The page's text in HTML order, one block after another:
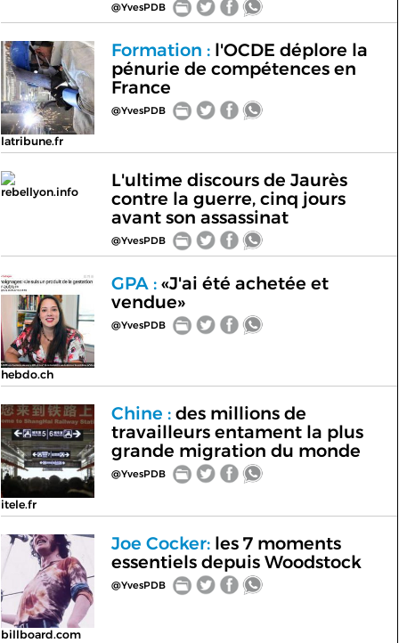
@YvesPDB
latribune.fr
Formation :l'OCDE déplore la
pénurie de compétences en
France
@YvesPDB
rebellyon.info
L'ultime discours de Jaurès
contre la guerre, cinq jours
avant son assassinat
@YvesPDB
hebdo.ch
GPA :«J'ai été achetée et
vendue»
@YvesPDB
itele.fr
Chine :des millions de
travailleurs entament la plus
grande migration du monde
@YvesPDB
billboard.com
Joe Cocker:les 7 moments
essentiels depuis Woodstock
@YvesPDB